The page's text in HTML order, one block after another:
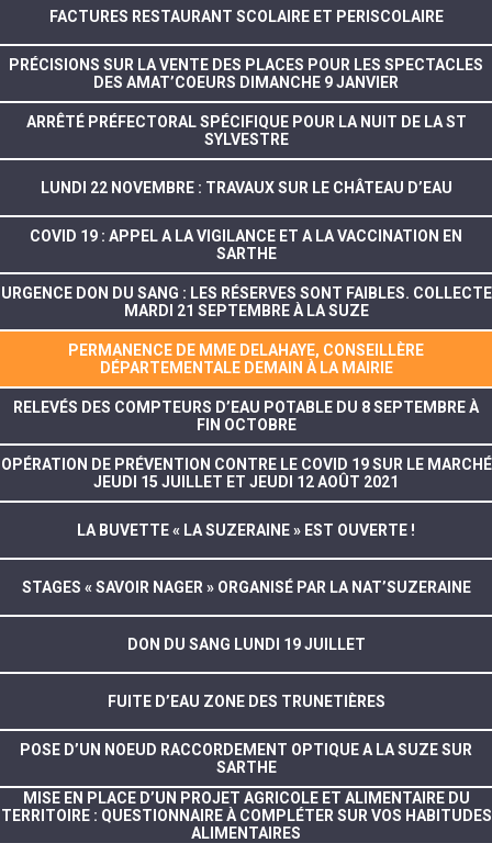
FACTURES RESTAURANT SCOLAIRE ET PERISCOLAIRE
PRÉCISIONS SUR LA VENTE DES PLACES POUR LES SPECTACLES
DES AMAT’COEURS DIMANCHE 9 JANVIER
ARRÊTÉ PRÉFECTORAL SPÉCIFIQUE POUR LA NUIT DE LA ST
SYLVESTRE
LUNDI 22 NOVEMBRE : TRAVAUX SUR LE CHÂTEAU D’EAU
COVID 19 : APPEL A LA VIGILANCE ET A LA VACCINATION EN
SARTHE
URGENCE DON DU SANG : LES RÉSERVES SONT FAIBLES. COLLECTE
MARDI 21 SEPTEMBRE À LA SUZE
PERMANENCE DE MME DELAHAYE, CONSEILLÈRE
DÉPARTEMENTALE DEMAIN À LA MAIRIE
RELEVÉS DES COMPTEURS D’EAU POTABLE DU 8 SEPTEMBRE À
FIN OCTOBRE
OPÉRATION DE PRÉVENTION CONTRE LE COVID 19 SUR LE MARCHÉ
JEUDI 15 JUILLET ET JEUDI 12 AOÛT 2021
LA BUVETTE « LA SUZERAINE » EST OUVERTE !
STAGES « SAVOIR NAGER » ORGANISÉ PAR LA NAT’SUZERAINE
DON DU SANG LUNDI 19 JUILLET
FUITE D’EAU ZONE DES TRUNETIÈRES
POSE D’UN NOEUD RACCORDEMENT OPTIQUE A LA SUZE SUR
SARTHE
MISE EN PLACE D’UN PROJET AGRICOLE ET ALIMENTAIRE DU
TERRITOIRE : QUESTIONNAIRE À COMPLÉTER SUR VOS HABITUDES
ALIMENTAIRES